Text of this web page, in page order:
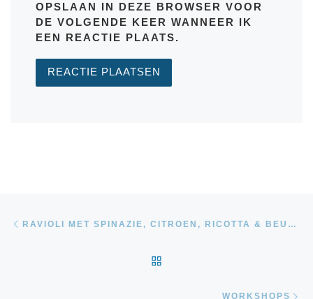
OPSLAAN IN DEZE BROWSER VOOR
DE VOLGENDE KEER WANNEER IK
EEN REACTIE PLAATS.
RAVIOLI MET SPINAZIE, CITROEN, RICOTTA & BEURRE NOISETTE
WORKSHOPS